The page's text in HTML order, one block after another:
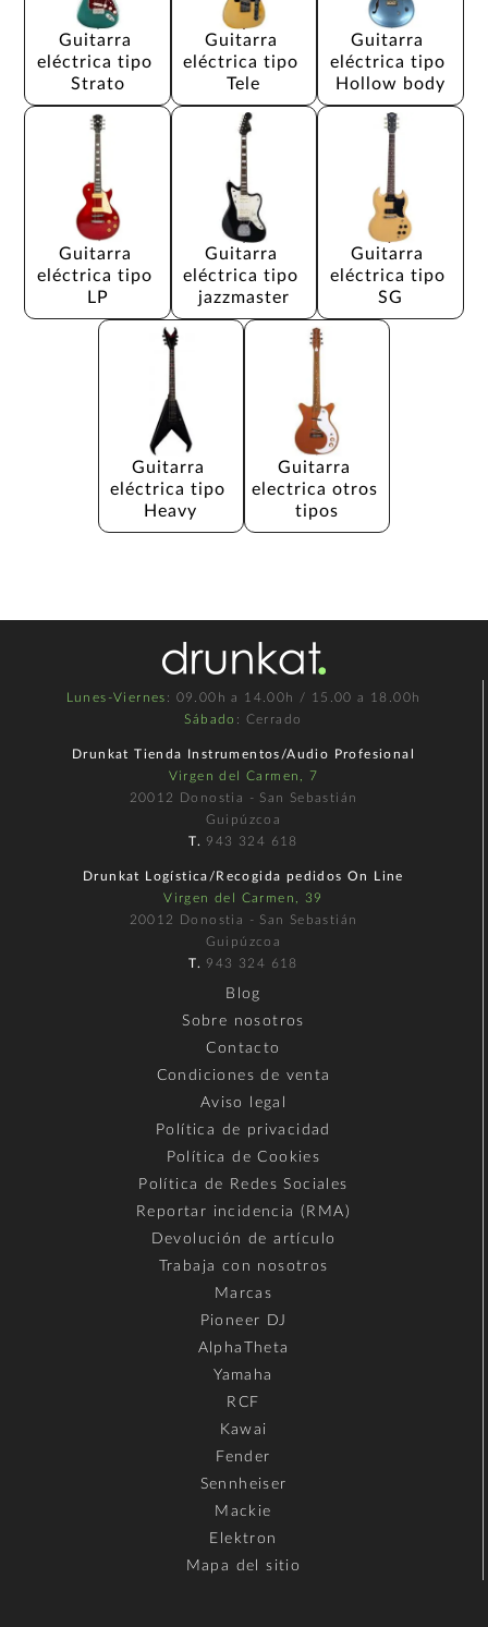
Guitarra
eléctrica tipo
Strato
Guitarra
eléctrica tipo
Tele
Guitarra
eléctrica tipo
Hollow body
Guitarra
eléctrica tipo
LP
Guitarra
eléctrica tipo
jazzmaster
Guitarra
eléctrica tipo
SG
Guitarra
eléctrica tipo
Heavy
Guitarra
electrica otros
tipos
Lunes-Viernes : 09.00h a 14.00h / 15.00 a 18.00h
Sábado : Cerrado
Drunkat Tienda Instrumentos/Audio Profesional
Virgen del Carmen, 7
20012 Donostia - San Sebastián
Guipúzcoa
T. 943 324 618
Drunkat Logística/Recogida pedidos On Line
Virgen del Carmen, 39
20012 Donostia - San Sebastián
Guipúzcoa
T. 943 324 618
Blog
Sobre nosotros
Contacto
Condiciones de venta
Aviso legal
Política de privacidad
Política de Cookies
Política de Redes Sociales
Reportar incidencia (RMA)
Devolución de artículo
Trabaja con nosotros
Marcas
Pioneer DJ
AlphaTheta
Yamaha
RCF
Kawai
Fender
Sennheiser
Mackie
Elektron
Mapa del sitio